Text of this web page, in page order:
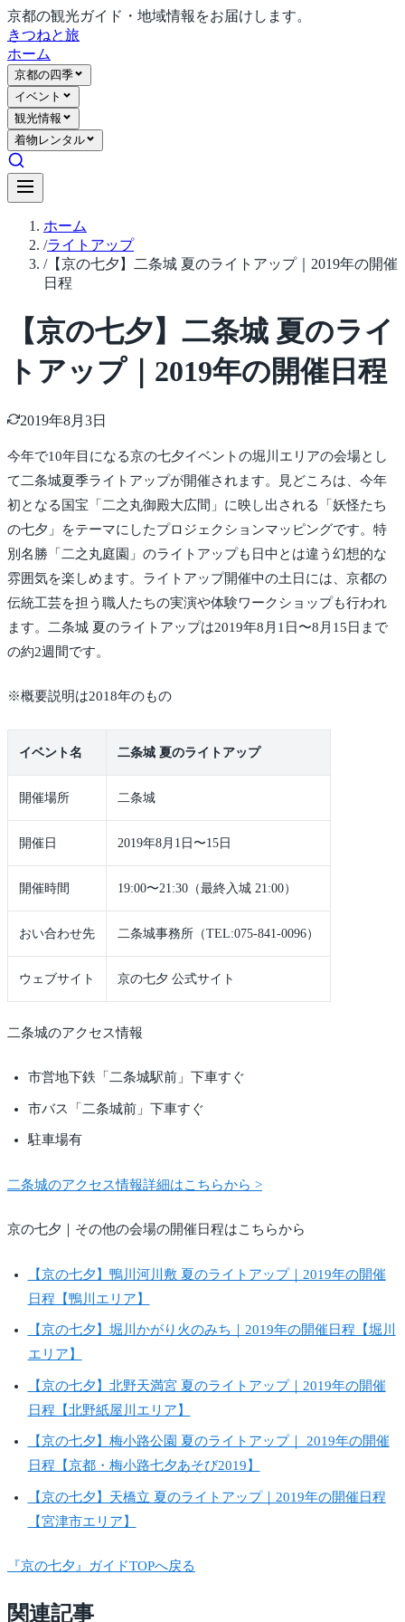
京都の観光ガイド・地域情報をお届けします。
きつねと旅
ホーム
京都の四季
イベント
観光情報
着物レンタル
ホーム
/ライトアップ
/【京の七夕】二条城 夏のライトアップ｜2019年の開催
日程
【京の七夕】二条城 夏のライ
トアップ｜2019年の開催日程
2019年8月3日
今年で10年目になる京の七夕イベントの堀川エリアの会場とし
て二条城夏季ライトアップが開催されます。見どころは、今年
初となる国宝「二之丸御殿大広間」に映し出される「妖怪たち
の七夕」をテーマにしたプロジェクションマッピングです。特
別名勝「二之丸庭園」のライトアップも日中とは違う幻想的な
雰囲気を楽しめます。ライトアップ開催中の土日には、京都の
伝統工芸を担う職人たちの実演や体験ワークショップも行われ
ます。二条城 夏のライトアップは2019年8月1日〜8月15日まで
の約2週間です。
※概要説明は2018年のもの
イベント名 二条城 夏のライトアップ
開催場所 二条城
開催日 2019年8月1日〜15日
開催時間 19:00〜21:30（最終入城 21:00）
おい合わせ先 二条城事務所（TEL:075-841-0096）
ウェブサイト 京の七夕 公式サイト
二条城のアクセス情報
市営地下鉄「二条城駅前」下車すぐ
市バス「二条城前」下車すぐ
駐車場有
二条城のアクセス情報詳細はこちらから >
京の七夕｜その他の会場の開催日程はこちらから
【京の七夕】鴨川河川敷 夏のライトアップ｜2019年の開催
日程【鴨川エリア】
【京の七夕】堀川かがり火のみち｜2019年の開催日程【堀川
エリア】
【京の七夕】北野天満宮 夏のライトアップ｜2019年の開催
日程【北野紙屋川エリア】
【京の七夕】梅小路公園 夏のライトアップ｜ 2019年の開催
日程【京都・梅小路七夕あそび2019】
【京の七夕】天橋立 夏のライトアップ｜2019年の開催日程
【宮津市エリア】
『京の七夕』ガイドTOPへ戻る
関連記事